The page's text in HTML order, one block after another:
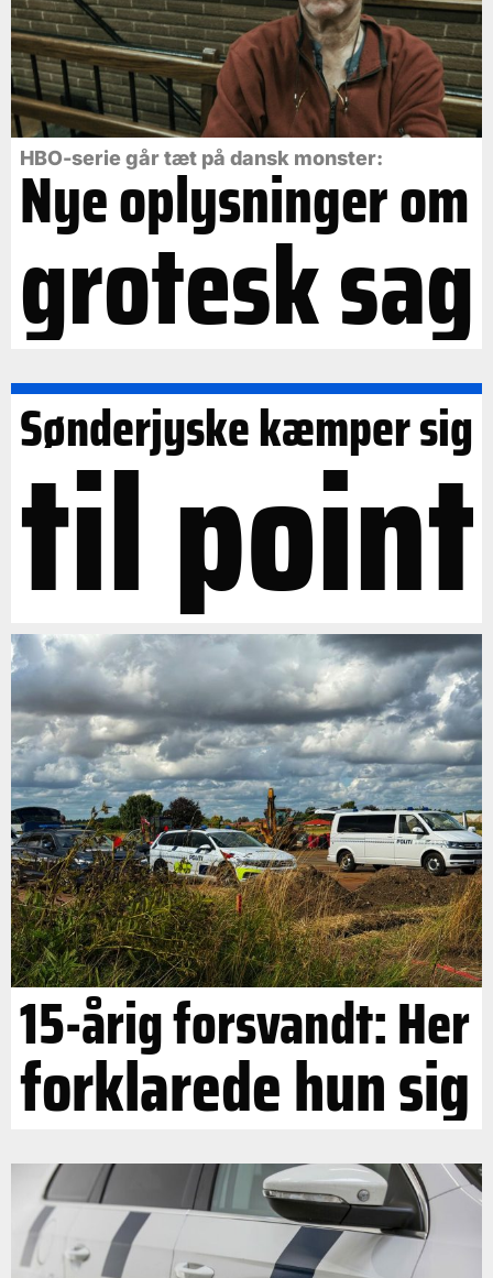
HBO-serie går tæt på dansk monster:
Nye oplysninger om
grotesk sag
Sønderjyske kæmper sig
til point
15-årig forsvandt: Her
forklarede hun sig